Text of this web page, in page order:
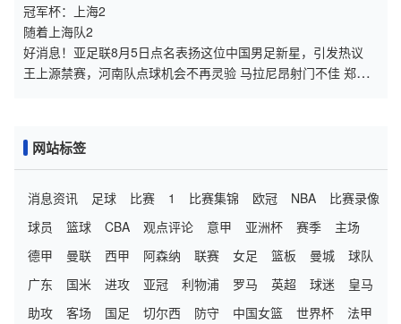
冠军杯：上海2
随着上海队2
好消息！亚足联8月5日点名表扬这位中国男足新星，引发热议
王上源禁赛，河南队点球机会不再灵验 马拉尼昂射门不佳 郑智
网站标签
消息资讯 足球 比赛 1 比赛集锦 欧冠 NBA
比赛录像
球员
篮球 CBA 观点评论 意甲 亚洲杯 赛季
主场
德甲
曼联 西甲 阿森纳 联赛 女足 篮板 曼城
球队
广东
国米 进攻 亚冠 利物浦 罗马 英超 球迷
皇马
助攻
客场 国足 切尔西 防守 中国女篮 世界杯 法甲